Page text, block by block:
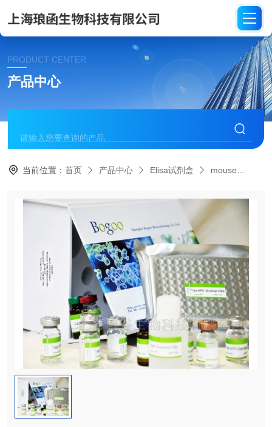
PRODUCT CENTER
产品中心
当前位置：首页 产品中心 Elisa试剂盒 mouse